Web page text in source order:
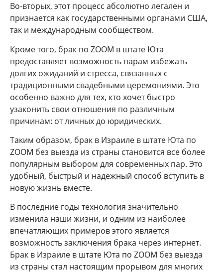
Во-вторых, этот процесс абсолютно легален и
признается как государственными органами США,
так и международным сообществом.
Кроме того, брак по ZOOM в штате Юта
предоставляет возможность парам избежать
долгих ожиданий и стресса, связанных с
традиционными свадебными церемониями. Это
особенно важно для тех, кто хочет быстро
узаконить свои отношения по различным
причинам: от личных до юридических.
Таким образом, брак в Израиле в штате Юта по
ZOOM без выезда из страны становится все более
популярным выбором для современных пар. Это
удобный, быстрый и надежный способ вступить в
новую жизнь вместе.
В последние годы технология значительно
изменила наши жизни, и одним из наиболее
впечатляющих примеров этого является
возможность заключения брака через интернет.
Брак в Израиле в штате Юта по ZOOM без выезда
из страны стал настоящим прорывом для многих